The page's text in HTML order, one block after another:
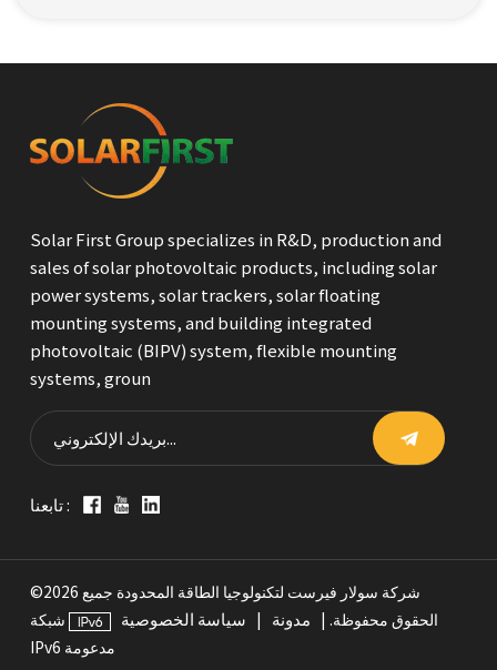
Solar First Group specializes in R&D, production and
sales of solar photovoltaic products, including solar
power systems, solar trackers, solar floating
mounting systems, and building integrated
photovoltaic (BIPV) system, flexible mounting
systems, groun
تابعنا :
©2026 شركة سولار فيرست لتكنولوجيا الطاقة المحدودة جميع
الحقوق محفوظة. |
مدونة سياسة الخصوصية
شبكة
IPv6 مدعومة